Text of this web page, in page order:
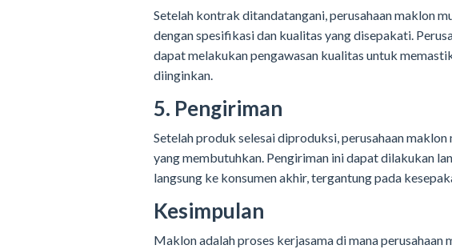
Setelah kontrak ditandatangani, perusahaan maklon
dengan spesifikasi dan kualitas yang disepakati.
dapat melakukan pengawasan kualitas untuk
diinginkan.
5. Pengiriman
Setelah produk selesai diproduksi, perusahaan
yang membutuhkan. Pengiriman ini dapat dilakukan
langsung ke konsumen akhir, tergantung pada
Kesimpulan
Maklon adalah proses kerjasama di mana perusahaan